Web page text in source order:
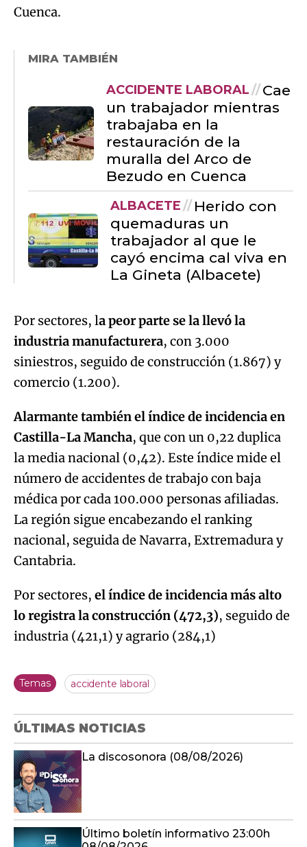
Cuenca.
MIRA TAMBIÉN
ACCIDENTE LABORAL
Cae
un trabajador mientras
trabajaba en la
restauración de la
muralla del Arco de
Bezudo en Cuenca
ALBACETE
Herido con
quemaduras un
trabajador al que le
cayó encima cal viva en
La Gineta (Albacete)
Por sectores, la peor parte se la llevó la
industria manufacturera, con 3.000
siniestros, seguido de construcción (1.867) y
comercio (1.200).
Alarmante también el índice de incidencia en
Castilla-La Mancha, que con un 0,22 duplica
la media nacional (0,42). Este índice mide el
número de accidentes de trabajo con baja
médica por cada 100.000 personas afiliadas.
La región sigue encabezando el ranking
nacional, seguida de Navarra, Extremadura y
Cantabria.
Por sectores, el índice de incidencia más alto
lo registra la construcción (472,3), seguido de
industria (421,1) y agrario (284,1)
Temas accidente laboral
ÚLTIMAS NOTICIAS
La discosonora (08/08/2026)
Último boletín informativo 23:00h